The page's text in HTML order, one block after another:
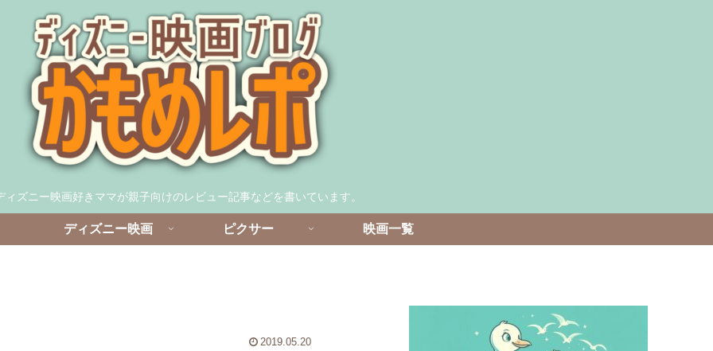
ィズニー映画好きママが親子向けのレビュー記事などを書いています。
ディズニー映画 ピクサー 映画一覧
2019.05.20